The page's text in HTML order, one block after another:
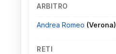
ARBITRO
Andrea Romeo (Verona)
RETI